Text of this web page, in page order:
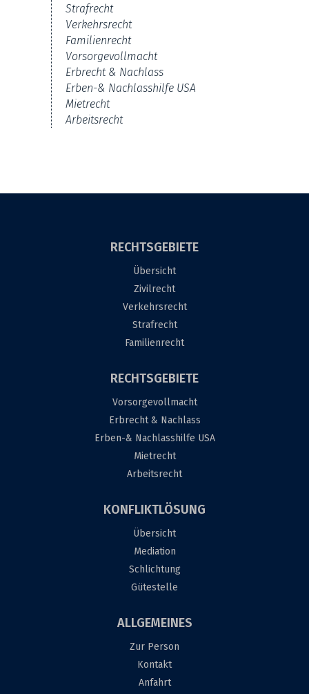
Strafrecht
Verkehrsrecht
Familienrecht
Vorsorgevollmacht
Erbrecht & Nachlass
Erben-& Nachlasshilfe USA
Mietrecht
Arbeitsrecht
RECHTSGEBIETE
Übersicht
Zivilrecht
Verkehrsrecht
Strafrecht
Familienrecht
RECHTSGEBIETE
Vorsorgevollmacht
Erbrecht & Nachlass
Erben-& Nachlasshilfe USA
Mietrecht
Arbeitsrecht
KONFLIKTLÖSUNG
Übersicht
Mediation
Schlichtung
Gütestelle
ALLGEMEINES
Zur Person
Kontakt
Anfahrt